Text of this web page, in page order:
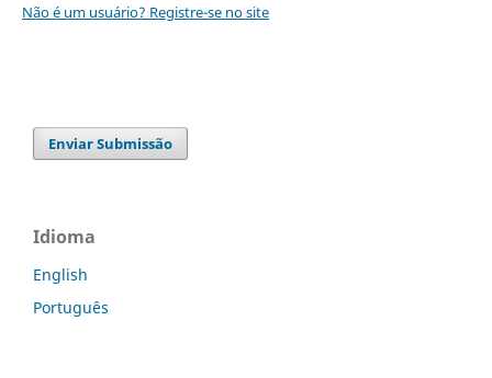
Não é um usuário? Registre-se no site
Enviar Submissão
Idioma
English
Português